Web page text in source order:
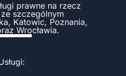
prawne na rzecz
szczególnym
Katowic, Poznania,
Wrocławia.